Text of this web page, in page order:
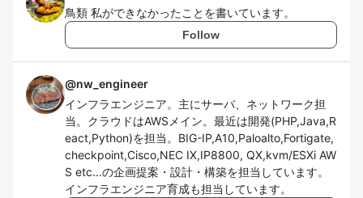
鳥類 私ができなかったことを書いています。
Follow
@nw_engineer
インフラエンジニア。主にサーバ、ネットワーク担
当。クラウドはAWSメイン。最近は開発(PHP,Java,R
eact,Python)を担当。BIG-IP,A10,Paloalto,Fortigate,
checkpoint,Cisco,NEC IX,IP8800, QX,kvm/ESXi AW
S etc...の企画提案・設計・構築を担当しています。
インフラエンジニア育成も担当しています。